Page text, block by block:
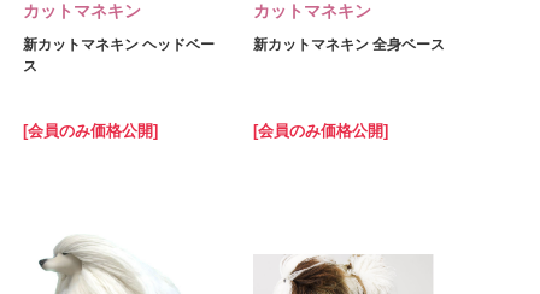
カットマネキン
新カットマネキン ヘッドベー
ス
[会員のみ価格公開]
カットマネキン
新カットマネキン 全身ベース
[会員のみ価格公開]